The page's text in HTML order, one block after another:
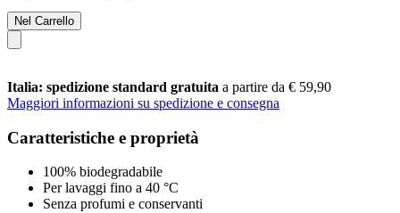
Nel Carrello
Italia: spedizione standard gratuita a partire da € 59,90
Maggiori informazioni su spedizione e consegna
Caratteristiche e proprietà
100% biodegradabile
Per lavaggi fino a 40 °C
Senza profumi e conservanti